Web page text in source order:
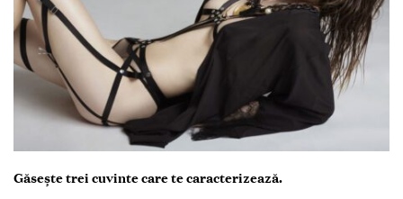
Găsește trei cuvinte care te caracterizează.